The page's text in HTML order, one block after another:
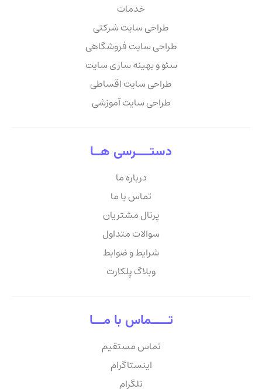
خدمات
طراحی سایت شرکتی
طراحی سایت فروشگاهی
سئو و بهینه سازی سایت
طراحی سایت اقساطی
طراحی سایت آموزشی
دستــــرسی هــا
درباره ما
تماس با ما
پرتال مشتریان
سوالات متداول
شرایط و ضوابط
وبلاگ پلکارت
تـــــماس با مـــا
تماس مستقیم
اینستاگرام
تلگرام